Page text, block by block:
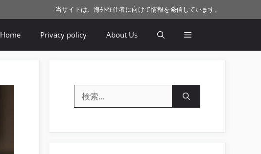
当サイトは、海外在住者に向けて情報を発信しています。
Home Privacy policy About Us
索: